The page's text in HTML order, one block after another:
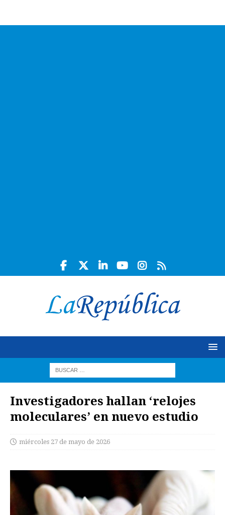
Investigadores hallan ‘relojes
moleculares’ en nuevo estudio
miércoles 27 de mayo de 2026